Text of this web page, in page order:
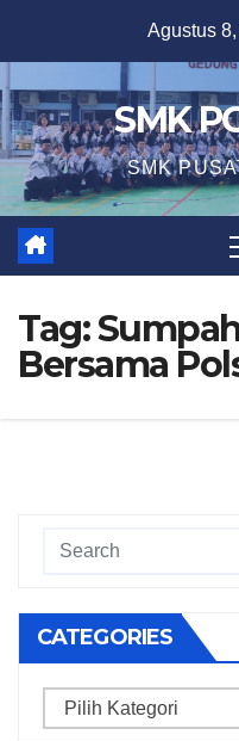
content
Agustus
SMK
SMK
Tag:
Bersama
CATEGORIES
Categories